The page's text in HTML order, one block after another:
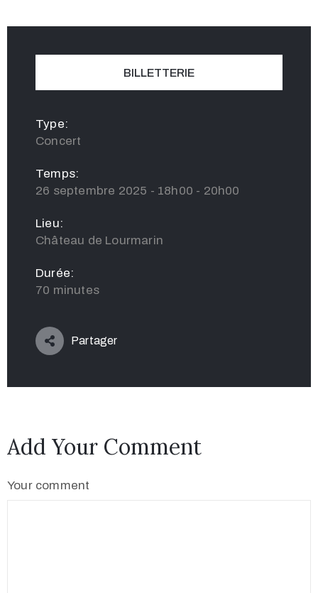
BILLETTERIE
Type:
Concert
Temps:
26 septembre 2025 - 18h00 - 20h00
Lieu:
Château de Lourmarin
Durée:
70 minutes
Partager
Add Your Comment
Your comment